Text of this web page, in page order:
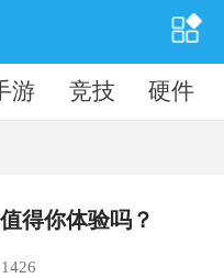
游 竞技 硬件
得你体验吗？
1426